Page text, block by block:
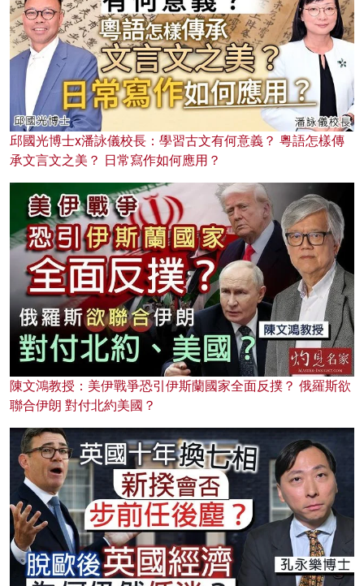
邱國光博士x潘詠儀校長：學習古文有何意義？ 粵語怎樣傳
承文言文之美？ 日常寫作如何應用？
陳文鴻教授：美伊戰爭恐引伊斯蘭國家全面反撲？ 俄羅斯欲
聯合伊朗 對付北約美國？